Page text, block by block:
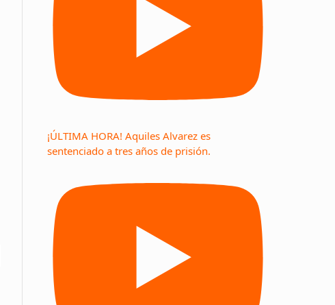
¡ÚLTIMA HORA! Aquiles Alvarez es
sentenciado a tres años de prisión.